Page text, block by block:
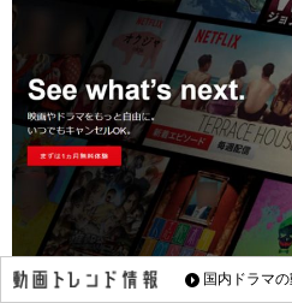
国内ドラマ